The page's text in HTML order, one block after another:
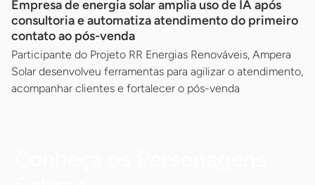
Empresa de energia solar amplia uso de IA após
consultoria e automatiza atendimento do primeiro
contato ao pós-venda
Participante do Projeto RR Energias Renováveis, Ampera
Solar desenvolveu ferramentas para agilizar o atendimento,
acompanhar clientes e fortalecer o pós-venda